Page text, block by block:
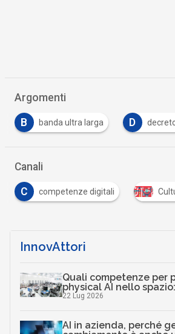
Argomenti
D decreto semplificazioni E
Canali
C competenze digitali
InnovAttori
Quali competenze per
physical AI nello
22 Lug 2026
AI in azienda, perché